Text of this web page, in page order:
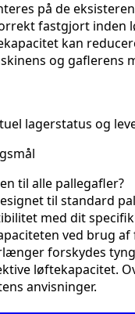
på de
fastgjort inden
kan
og gaflerens
lagerstatus og
til alle pallegafler?
til standard
med dit
ved brug
forskydes
løftekapacitet.
anvisninger.